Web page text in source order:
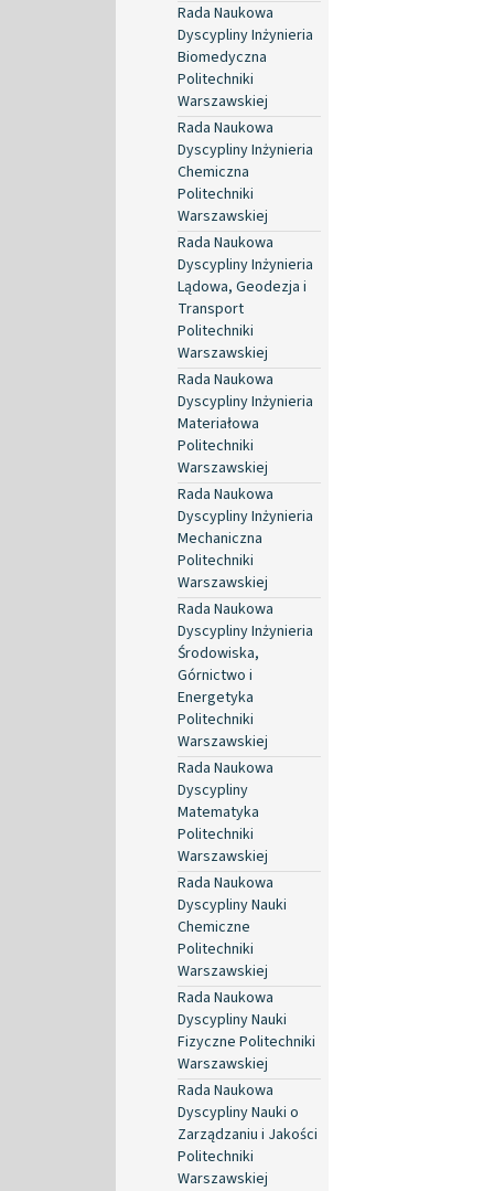
Rada Naukowa
Dyscypliny Inżynieria
Biomedyczna
Politechniki
Warszawskiej
Rada Naukowa
Dyscypliny Inżynieria
Chemiczna
Politechniki
Warszawskiej
Rada Naukowa
Dyscypliny Inżynieria
Lądowa, Geodezja i
Transport
Politechniki
Warszawskiej
Rada Naukowa
Dyscypliny Inżynieria
Materiałowa
Politechniki
Warszawskiej
Rada Naukowa
Dyscypliny Inżynieria
Mechaniczna
Politechniki
Warszawskiej
Rada Naukowa
Dyscypliny Inżynieria
Środowiska,
Górnictwo i
Energetyka
Politechniki
Warszawskiej
Rada Naukowa
Dyscypliny
Matematyka
Politechniki
Warszawskiej
Rada Naukowa
Dyscypliny Nauki
Chemiczne
Politechniki
Warszawskiej
Rada Naukowa
Dyscypliny Nauki
Fizyczne Politechniki
Warszawskiej
Rada Naukowa
Dyscypliny Nauki o
Zarządzaniu i Jakości
Politechniki
Warszawskiej